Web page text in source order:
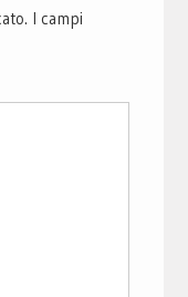
I campi